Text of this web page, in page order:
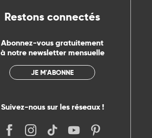
Restons connectés
Abonnez-vous gratuitement
à notre newsletter mensuelle
JE M'ABONNE
Suivez-nous sur les réseaux !